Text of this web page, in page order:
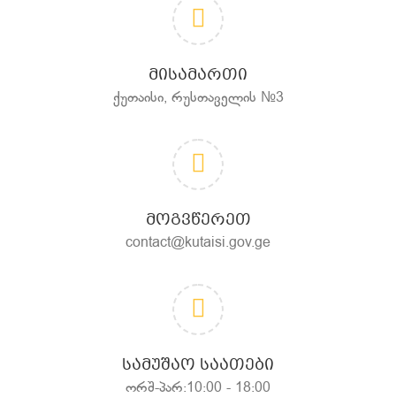
ᲛᲘᲡᲐᲛᲐᲠᲗᲘ
ქუთაისი, რუსთაველის №3
ᲛᲝᲒᲕᲬᲔᲠᲔᲗ
contact@kutaisi.gov.ge
ᲡᲐᲛᲣᲨᲐᲝ ᲡᲐᲐᲗᲔᲑᲘ
ორშ-პარ:10:00 - 18:00